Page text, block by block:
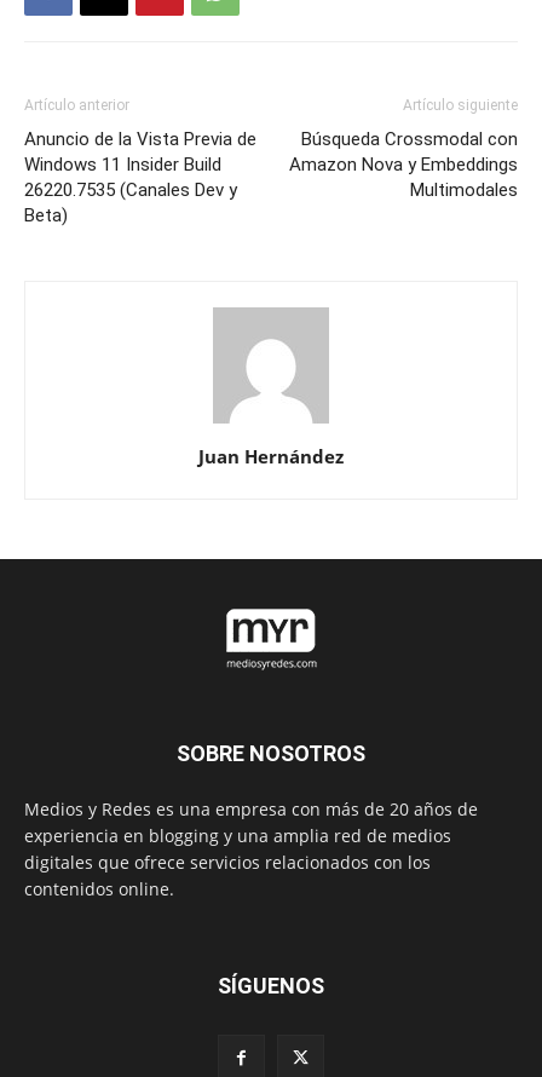
Artículo anterior
Anuncio de la Vista Previa de
Windows 11 Insider Build
26220.7535 (Canales Dev y
Beta)
Artículo siguiente
Búsqueda Crossmodal con
Amazon Nova y Embeddings
Multimodales
Juan Hernández
SOBRE NOSOTROS
Medios y Redes es una empresa con más de 20 años de
experiencia en blogging y una amplia red de medios
digitales que ofrece servicios relacionados con los
contenidos online.
SÍGUENOS